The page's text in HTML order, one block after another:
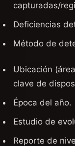
capturadas/
Deficiencias
Método de
Ubicación
clave de
Época del año.
Estudio de
Reporte de